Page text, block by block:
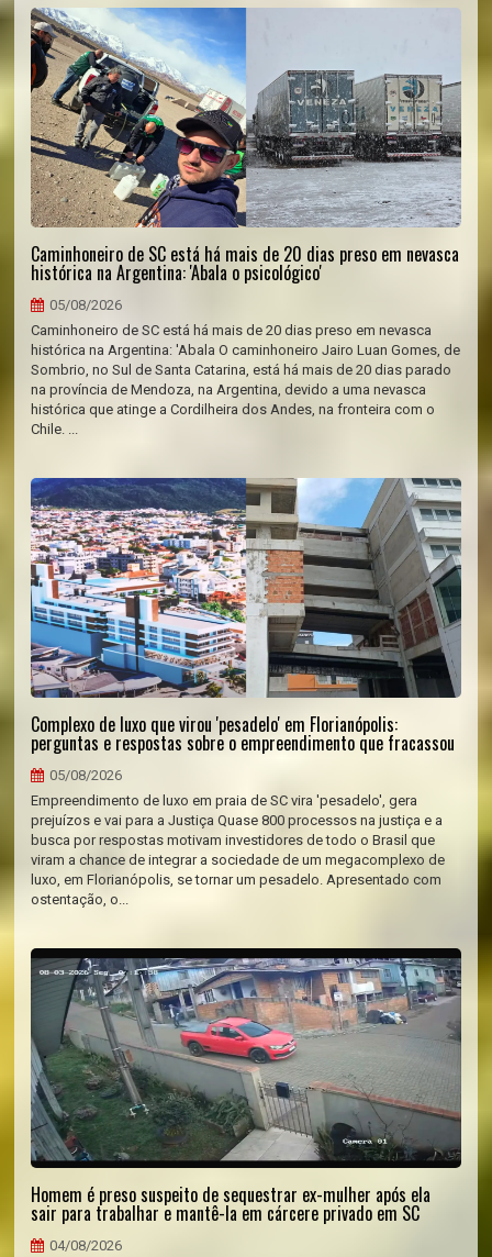
Caminhoneiro de SC está há mais de 20 dias preso em nevasca
histórica na Argentina: 'Abala o psicológico'
05/08/2026
Caminhoneiro de SC está há mais de 20 dias preso em nevasca
histórica na Argentina: 'Abala O caminhoneiro Jairo Luan Gomes, de
Sombrio, no Sul de Santa Catarina, está há mais de 20 dias parado
na província de Mendoza, na Argentina, devido a uma nevasca
histórica que atinge a Cordilheira dos Andes, na fronteira com o
Chile. ...
Complexo de luxo que virou 'pesadelo' em Florianópolis:
perguntas e respostas sobre o empreendimento que fracassou
05/08/2026
Empreendimento de luxo em praia de SC vira 'pesadelo', gera
prejuízos e vai para a Justiça Quase 800 processos na justiça e a
busca por respostas motivam investidores de todo o Brasil que
viram a chance de integrar a sociedade de um megacomplexo de
luxo, em Florianópolis, se tornar um pesadelo. Apresentado com
ostentação, o...
Homem é preso suspeito de sequestrar ex-mulher após ela
sair para trabalhar e mantê-la em cárcere privado em SC
04/08/2026